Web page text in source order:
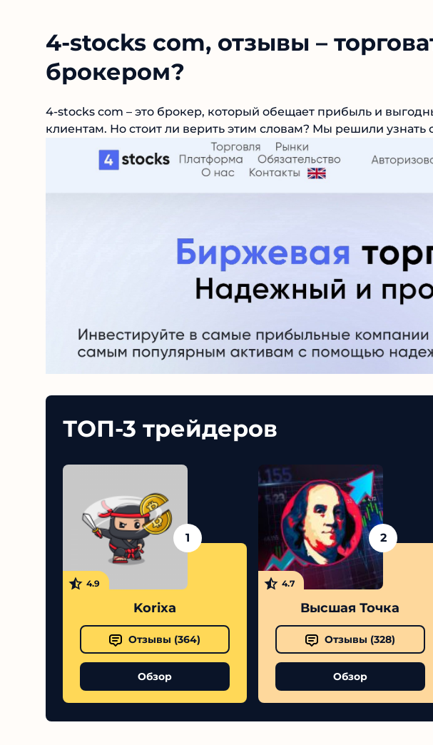
4-stocks com, отзывы –
брокером?
4-stocks com – это брокер, который обещает прибыль и
клиентам. Но стоит ли верить этим словам? Мы решили узнать
ТОП-3 трейдеров
1
4.9
Korixa
Отзывы ( 364)
Обзор
2
4.7
Высшая Точка
Отзывы ( 328)
Обзор